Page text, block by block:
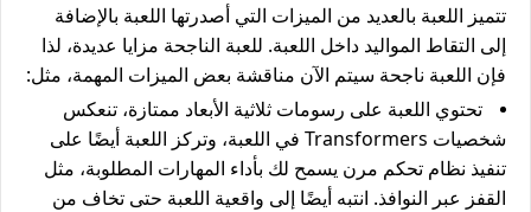
تتميز اللعبة بالعديد من الميزات التي أصدرتها اللعبة بالإضافة
إلى التقاط المواليد داخل اللعبة. للعبة الناجحة مزايا عديدة، لذا
فإن اللعبة ناجحة سيتم الآن مناقشة بعض الميزات المهمة، مثل:
تحتوي اللعبة على رسومات ثلاثية الأبعاد ممتازة، تنعكس
شخصيات Transformers في اللعبة، وتركز اللعبة أيضًا على
تنفيذ نظام تحكم مرن يسمح لك بأداء المهارات المطلوبة، مثل
القفز عبر النوافذ. انتبه أيضًا إلى واقعية اللعبة حتى تخاف من